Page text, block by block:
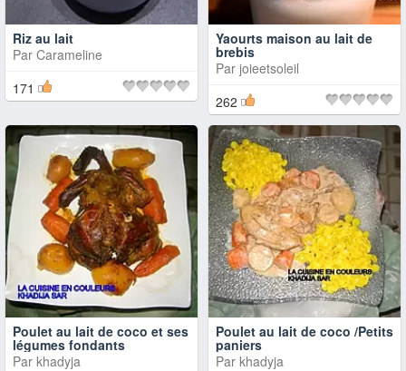
Riz au lait
Par Carameline
171
Yaourts maison au lait de
brebis
Par joieetsoleil
262
Poulet au lait de coco et ses
légumes fondants
Par khadyja
Poulet au lait de coco /Petits
paniers
Par khadyja